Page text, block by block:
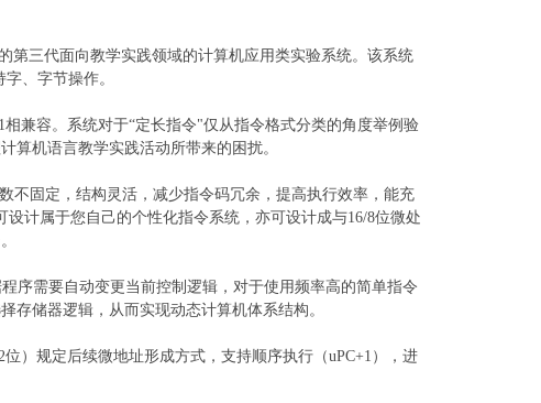
第三代面向教学实践领域的计算机应用类实验系统。该系统
、字节操作。
相兼容。系统对于“定长指令"仅从指令格式分类的角度举例验
算机语言教学实践活动所带来的困扰。
不固定，结构灵活，减少指令码冗余，提高执行效率，能充
计属于您自己的个性化指令系统，亦可设计成与16/8位微处
序需要自动变更当前控制逻辑，对于使用频率高的简单指令
存储器逻辑，从而实现动态计算机体系结构。
）规定后续微地址形成方式，支持顺序执行（uPC+1），进